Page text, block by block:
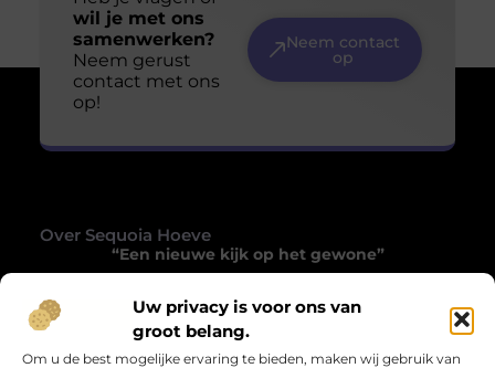
Uw privacy is voor ons van
groot belang.
Om u de best mogelijke ervaring te bieden, maken wij gebruik van
wil je met ons
samenwerken?
Neem gerust
contact met ons
op!
Neem contact
op
Over Sequoia Hoeve
“Een nieuwe kijk op het gewone”
Sequoiahoeve.nl laat je het alledaagse opnieuw
ontdekken. Een verzameling blogs die inspireren,
verrassen en het gewone tot iets bijzonders maken.